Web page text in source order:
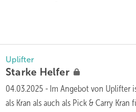
Uplifter
Starke Helfer
04.03.2025 - Im Angebot von Uplifter
als Kran als auch als Pick & Carry